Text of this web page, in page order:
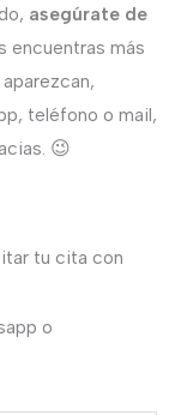
asegúrate de
encuentras más
teléfono o mail,
😉
tu cita con
o